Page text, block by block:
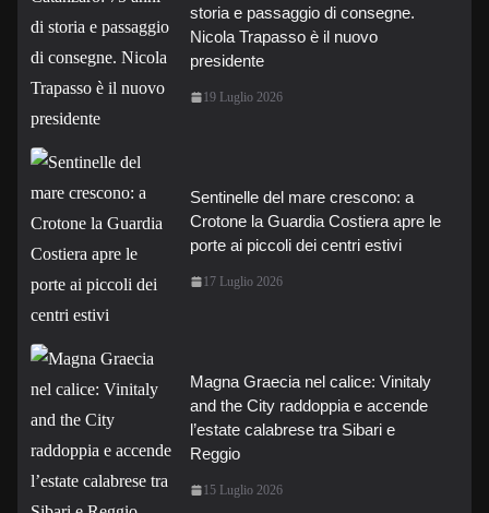
storia e passaggio di consegne.
Nicola Trapasso è il nuovo
presidente
19 Luglio 2026
Sentinelle del mare crescono: a
Crotone la Guardia Costiera apre le
porte ai piccoli dei centri estivi
17 Luglio 2026
Magna Graecia nel calice: Vinitaly
and the City raddoppia e accende
l’estate calabrese tra Sibari e
Reggio
15 Luglio 2026